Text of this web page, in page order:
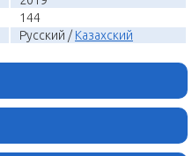
144
Русский / Казахский